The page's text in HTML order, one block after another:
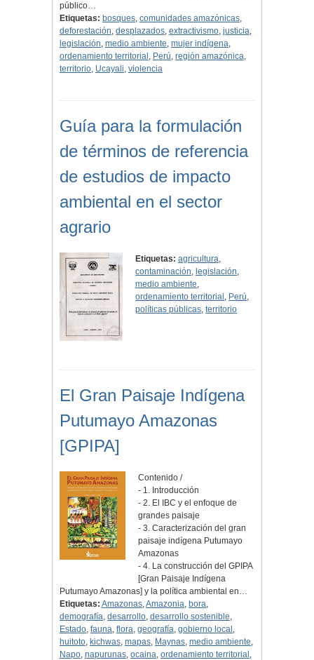
público…
Etiquetas: bosques, comunidades amazónicas,
deforestación, desplazados, extractivismo, justicia,
legislación, medio ambiente, mujer indígena,
ordenamiento territorial , Perú, región amazónica,
territorio, Ucayali, violencia
Guía para la formulación
de términos de referencia
de estudios de impacto
ambiental en el sector
agrario
Etiquetas: agricultura,
contaminación, legislación,
medio ambiente,
ordenamiento territorial , Perú,
políticas públicas,territorio
El Gran Paisaje Indígena
Putumayo Amazonas
[GPIPA]
Contenido /
- 1. Introducción
- 2. El IBC y el enfoque de
grandes paisaje
- 3. Caracterización del gran
paisaje indígena Putumayo
Amazonas
- 4. La construcción del GPIPA
[Gran Paisaje Indígena
Putumayo Amazonas] y la política ambiental en…
Etiquetas: Amazonas,Amazonia, bora,
demografía, desarrollo, desarrollo sostenible,
Estado, fauna, flora, geografía, gobierno local ,
huitoto, kichwas, mapas, Maynas, medio ambiente,
Napo, napurunas, ocaina, ordenamiento territorial ,